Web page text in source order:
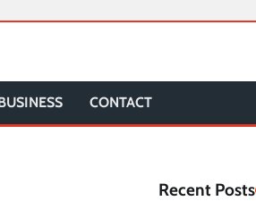
CONTACT
Recent Posts